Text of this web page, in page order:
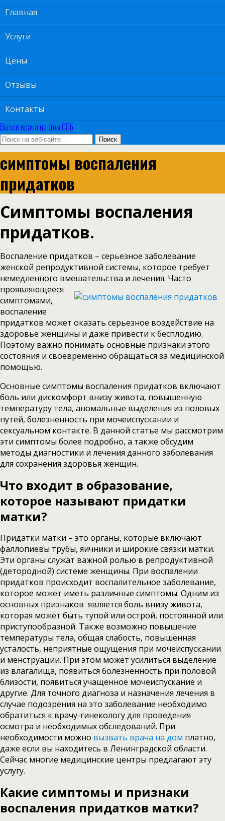
Главная
Услуги
Цены
Отзывы
Контакты
Вызов врача на дом СПб
симптомы воспаления
придатков
Симптомы воспаления
придатков.
Воспаление придатков – серьезное заболевание
женской репродуктивной системы, которое требует
немедленного вмешательства и лечения. Часто
проявляющееся
симптомами,
воспаление
придатков может оказать серьезное воздействие на
здоровье женщины и даже привести к бесплодию.
Поэтому важно понимать основные признаки этого
состояния и своевременно обращаться за медицинской
помощью.
Основные симптомы воспаления придатков включают
боль или дискомфорт внизу живота, повышенную
температуру тела, аномальные выделения из половых
путей, болезненность при мочеиспускании и
сексуальном контакте. В данной статье мы рассмотрим
эти симптомы более подробно, а также обсудим
методы диагностики и лечения данного заболевания
для сохранения здоровья женщин.
Что входит в образование,
которое называют придатки
матки?
Придатки матки – это органы, которые включают
фаллопиевы трубы, яичники и широкие связки матки.
Эти органы служат важной ролью в репродуктивной
(детородной) системе женщины. При воспалении
придатков происходит воспалительное заболевание,
которое может иметь различные симптомы. Одним из
основных признаков является боль внизу живота,
которая может быть тупой или острой, постоянной или
приступообразной. Также возможно повышение
температуры тела, общая слабость, повышенная
усталость, неприятные ощущения при мочеиспускании
и менструации. При этом может усилиться выделение
из влагалища, появиться болезненность при половой
близости, появиться учащенное мочеиспускание и
другие. Для точного диагноза и назначения лечения в
случае подозрения на это заболевание необходимо
обратиться к врачу-гинекологу для проведения
осмотра и необходимых обследований. При
необходимости можно вызвать врача на дом платно,
даже если вы находитесь в Ленинградской области.
Сейчас многие медицинские центры предлагают эту
услугу.
Какие симптомы и признаки
воспаления придатков матки?